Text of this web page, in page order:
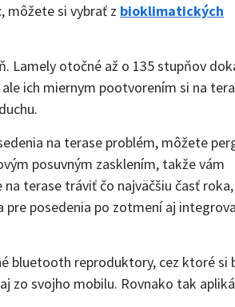
môžete si vybrať z bioklimatických
Lamely otočné až o 135 stupňov
ich miernym pootvorením si na
na terase problém, môžete
posuvným zasklením, takže vám
terase tráviť čo najväčšiu časť roka,
posedenia po zotmení aj
bluetooth reproduktory, cez ktoré si
zo svojho mobilu. Rovnako tak